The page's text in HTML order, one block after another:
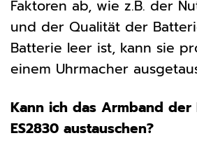
Faktoren ab, wie z.B. der
und der Qualität der
Batterie leer ist, kann sie
einem Uhrmacher
Kann ich das Armband der
ES2830 austauschen?